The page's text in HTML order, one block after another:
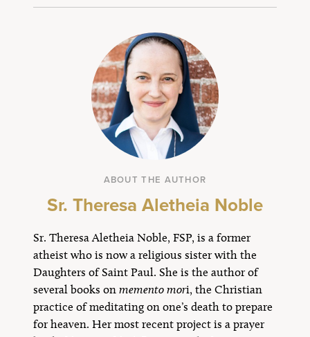
ABOUT THE AUTHOR
Sr. Theresa Aletheia Noble
Sr. Theresa Aletheia Noble, FSP, is a former
atheist who is now a religious sister with the
Daughters of Saint Paul. She is the author of
several books on memento mori, the Christian
practice of meditating on one’s death to prepare
for heaven. Her most recent project is a prayer